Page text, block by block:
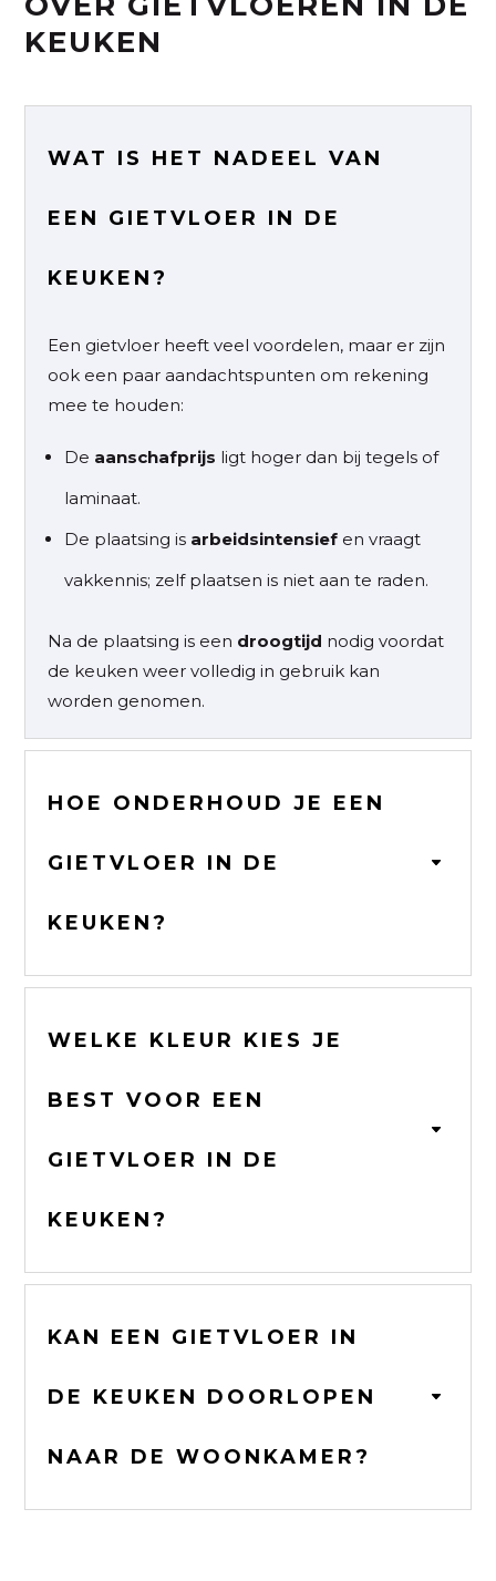
KEUKEN
WAT IS HET NADEEL VAN
EEN GIETVLOER IN DE
KEUKEN?
Een gietvloer heeft veel voordelen, maar er zijn
ook een paar aandachtspunten om rekening
mee te houden:
De aanschafprijs ligt hoger dan bij tegels of
laminaat.
De plaatsing is arbeidsintensief en vraagt
vakkennis; zelf plaatsen is niet aan te raden.
Na de plaatsing is een droogtijd nodig voordat
de keuken weer volledig in gebruik kan
worden genomen.
HOE ONDERHOUD JE EEN
GIETVLOER IN DE
KEUKEN?
WELKE KLEUR KIES JE
BEST VOOR EEN
GIETVLOER IN DE
KEUKEN?
KAN EEN GIETVLOER IN
DE KEUKEN DOORLOPEN
NAAR DE WOONKAMER?